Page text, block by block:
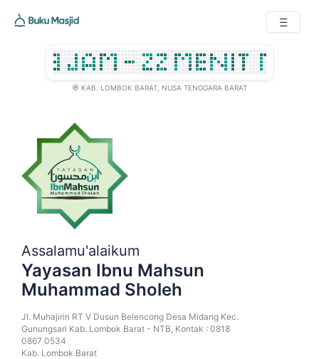
 KAB. LOMBOK BARAT, NUSA TENGGARA BARAT
Assalamu'alaikum
Yayasan Ibnu Mahsun
Muhammad Sholeh
Jl. Muhajirin RT V Dusun Belencong Desa Midang Kec.
Gunungsari Kab. Lombok Barat - NTB, Kontak : 0818
0867 0534
Kab. Lombok Barat